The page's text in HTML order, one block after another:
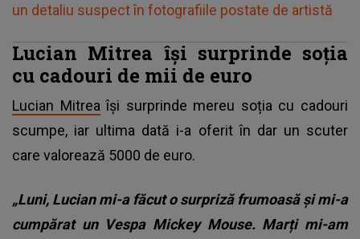
un detaliu suspect în fotografiile postate de artistă
Lucian Mitrea își surprinde soția
cu cadouri de mii de euro
Lucian Mitrea își surprinde mereu soția cu cadouri
scumpe, iar ultima dată i-a oferit în dar un scuter
care valorează 5000 de euro.
„Luni, Lucian mi-a făcut o surpriză frumoasă și mi-a
cumpărat un Vespa Mickey Mouse. Marți mi-am